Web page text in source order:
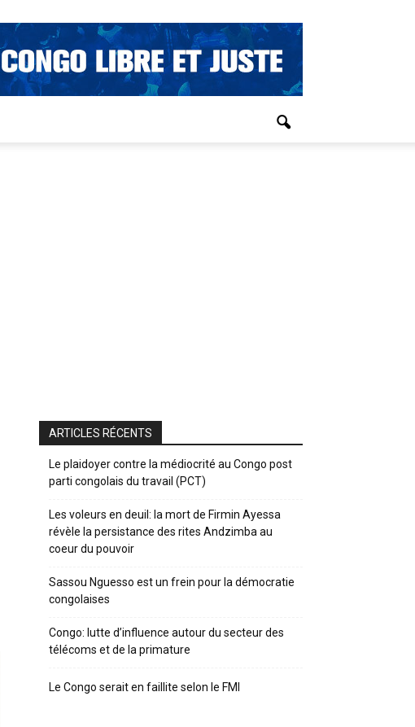
ARTICLES RÉCENTS
Le plaidoyer contre la médiocrité au Congo post
parti congolais du travail (PCT)
Les voleurs en deuil: la mort de Firmin Ayessa
révèle la persistance des rites Andzimba au
coeur du pouvoir
Sassou Nguesso est un frein pour la démocratie
congolaises
Congo: lutte d’influence autour du secteur des
télécoms et de la primature
Le Congo serait en faillite selon le FMI